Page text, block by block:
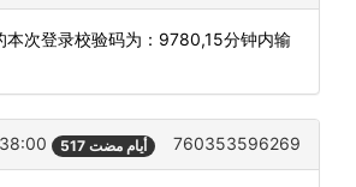
本次登录校验码为：9780,15分钟内输
517 أيام مضت 760353596269